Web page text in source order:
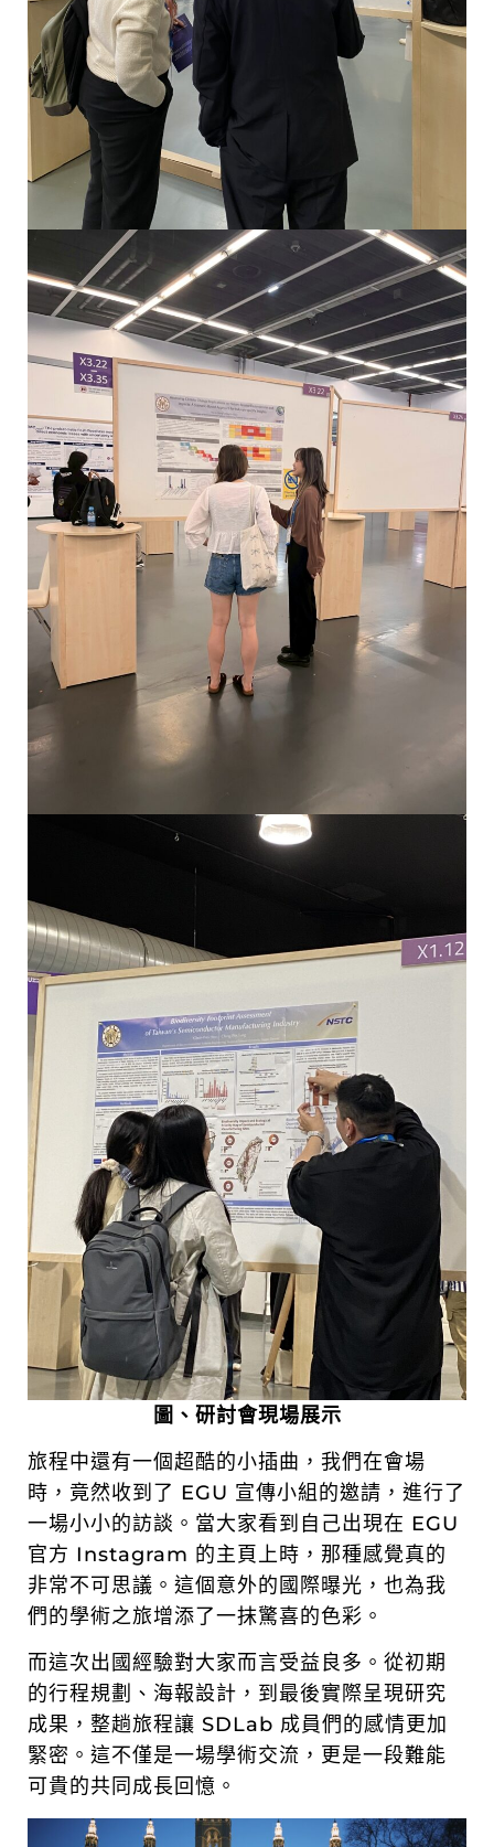
圖、研討會現場展示
旅程中還有一個超酷的小插曲，我們在會場
時，竟然收到了 EGU 宣傳小組的邀請，進行了
一場小小的訪談。當大家看到自己出現在 EGU
官方 Instagram 的主頁上時，那種感覺真的
非常不可思議。這個意外的國際曝光，也為我
們的學術之旅增添了一抹驚喜的色彩。
而這次出國經驗對大家而言受益良多。從初期
的行程規劃、海報設計，到最後實際呈現研究
成果，整趟旅程讓 SDLab 成員們的感情更加
緊密。這不僅是一場學術交流，更是一段難能
可貴的共同成長回憶。